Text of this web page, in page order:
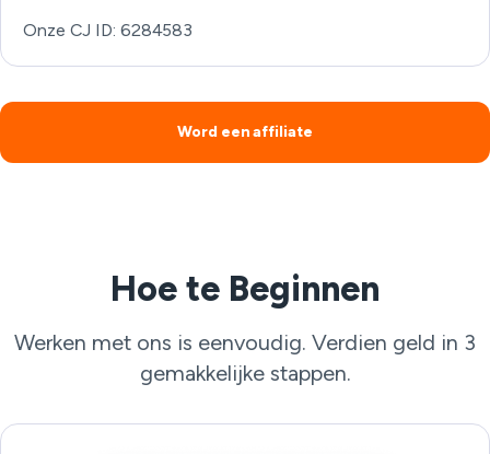
Onze CJ ID: 6284583
Word een affiliate
Hoe te Beginnen
Werken met ons is eenvoudig. Verdien geld in 3
gemakkelijke stappen.